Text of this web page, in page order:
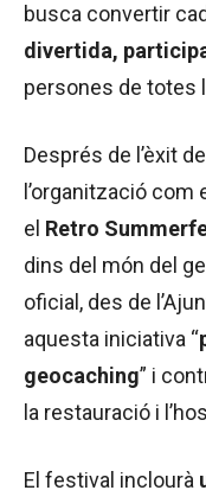
busca convertir
divertida,
persones de totes
Després de l’èxit
l’organització
el Retro
dins del món del
oficial, des de
aquesta iniciativa “
geocaching” i
la restauració i
El festival inclourà